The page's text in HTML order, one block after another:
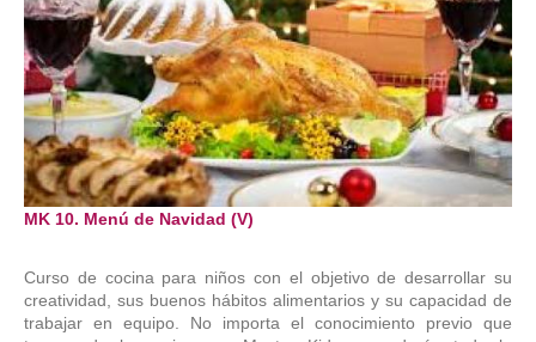
MK 10. Menú de Navidad (V)
Curso de cocina para niños con el objetivo de desarrollar su
creatividad, sus buenos hábitos alimentarios y su capacidad de
trabajar en equipo. No importa el conocimiento previo que